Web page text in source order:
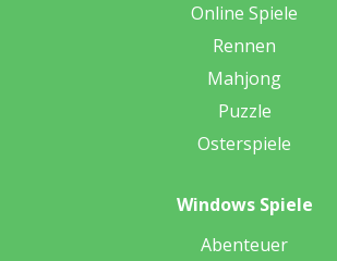
Online Spiele
Rennen
Mahjong
Puzzle
Osterspiele
Windows Spiele
Abenteuer